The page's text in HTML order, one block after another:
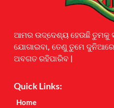
ଆମର ଉଦ୍ଦେଶ୍ୟ ହେଉଛି ତୁମକୁ
ଯୋଗାଇବା, ତେଣୁ ତୁମେ
ଅବଗତ ରହିପାରିବ |
Quick Links:
Home